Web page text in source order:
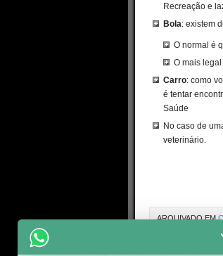
Recreação e
Bola: existem
O normal é
O mais
Carro: como
é tentar
Saúde
No caso de
veterinário.
ARQUIVADO EM